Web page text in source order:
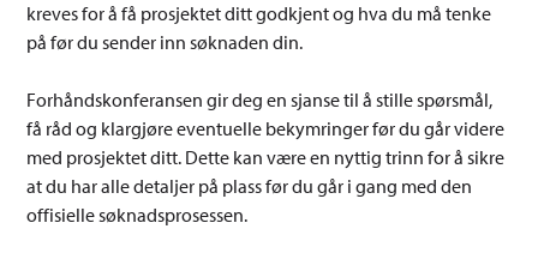
kreves for å få prosjektet ditt godkjent og hva du må tenke
på før du sender inn søknaden din.
Forhåndskonferansen gir deg en sjanse til å stille spørsmål,
få råd og klargjøre eventuelle bekymringer før du går videre
med prosjektet ditt. Dette kan være en nyttig trinn for å sikre
at du har alle detaljer på plass før du går i gang med den
offisielle søknadsprosessen.